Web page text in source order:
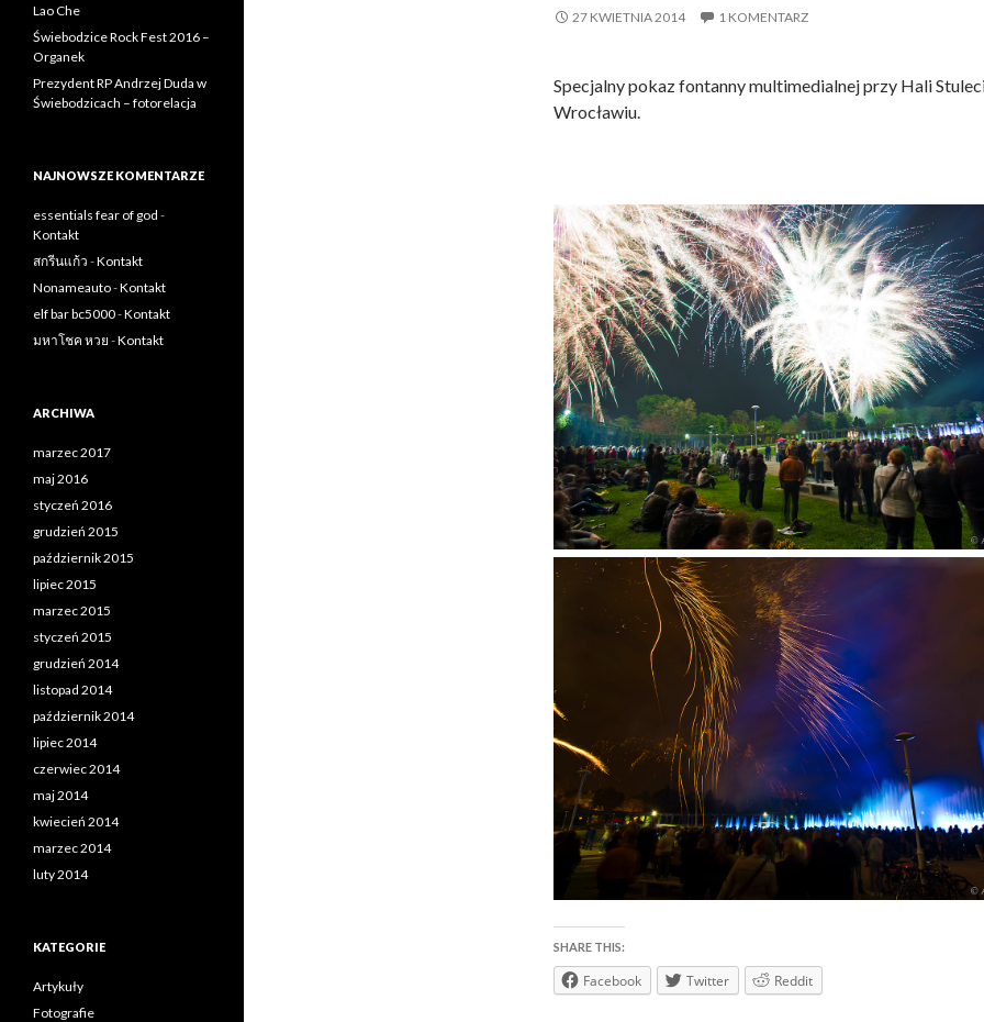
27 KWIETNIA 2014 1 KOMENTARZ
Specjalny pokaz fontanny multimedialnej przy Hali
Wrocławiu.
SHARE THIS:
Facebook Twitter Reddit
Lao Che
Świebodzice Rock Fest 2016 –
Organek
Prezydent RP Andrzej Duda w
Świebodzicach – fotorelacja
NAJNOWSZE KOMENTARZE
essentials fear of god -
Kontakt
สกรีนแก้ว -Kontakt
Nonameauto-Kontakt
elf bar bc5000-Kontakt
มหาโชค หวย -Kontakt
ARCHIWA
marzec 2017
maj 2016
styczeń 2016
grudzień 2015
październik 2015
lipiec 2015
marzec 2015
styczeń 2015
grudzień 2014
listopad 2014
październik 2014
lipiec 2014
czerwiec 2014
maj 2014
kwiecień 2014
marzec 2014
luty 2014
KATEGORIE
Artykuły
Fotografie